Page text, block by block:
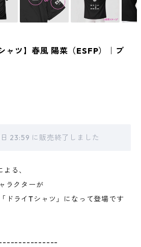
ャツ】春風 陽菜（ESFP）｜ブ
23:59 に販売終了しました
る、
ラクターが
ドライTシャツ」になって登場です